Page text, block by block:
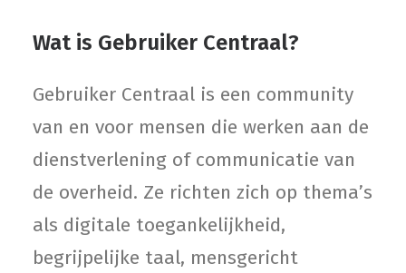
Wat is Gebruiker Centraal?
Gebruiker Centraal is een community
van en voor mensen die werken aan de
dienstverlening of communicatie van
de overheid. Ze richten zich op thema’s
als digitale toegankelijkheid,
begrijpelijke taal, mensgericht